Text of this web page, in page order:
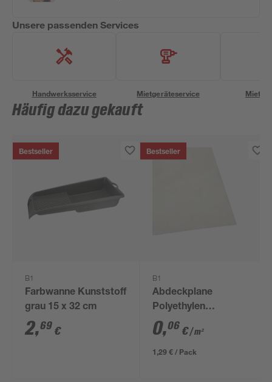
Unsere passenden Services
Handwerksservice Mietgeräteservice
Häufig dazu gekauft
Bestseller
B1
Farbwanne Kunststoff
grau 15 x 32 cm
2,69 €
Bestseller
B1
Abdeckplane
Polyethylen
transparent 4 x 5 m
0,06 €/ m²
1,29 € / Pack